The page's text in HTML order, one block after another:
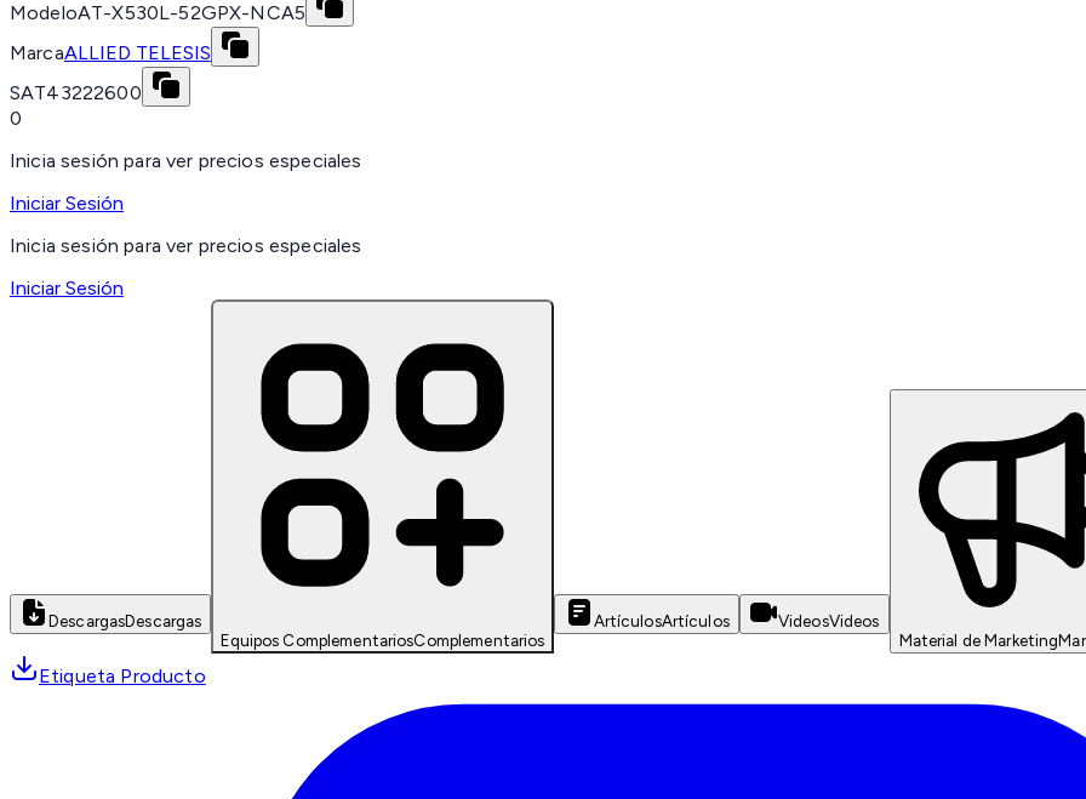
ModeloAT-X530L-52GPX-NCA5
MarcaALLIED TELESIS
SAT43222600
0
Inicia sesión para ver precios especiales
Iniciar Sesión
Inicia sesión para ver precios especiales
Iniciar Sesión
DescargasDescargas
Equipos ComplementariosComplementarios
ArtículosArtículos VideosVideos
Material de Marketing
Etiqueta Producto